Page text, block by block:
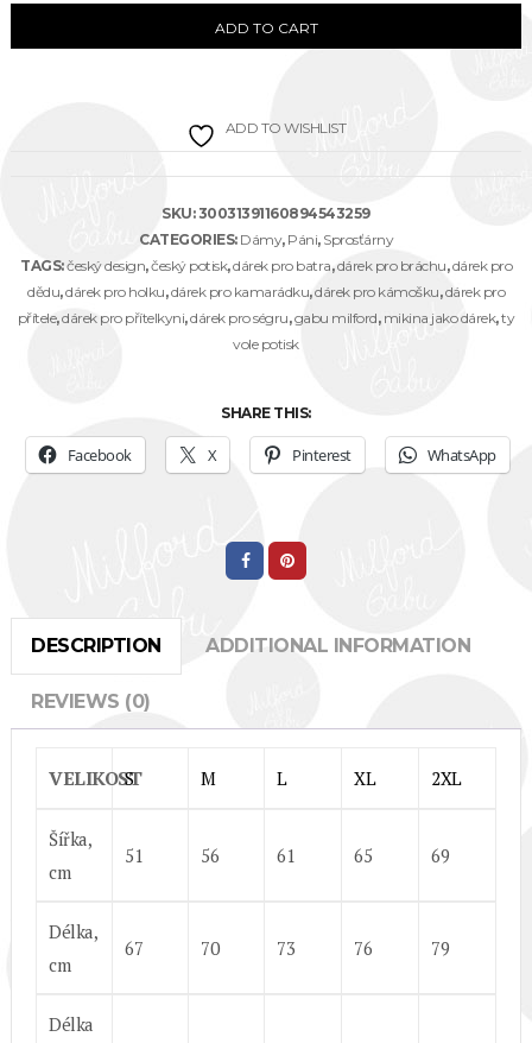
černá
mikina
s
kapucou
a
klokaní
kapsou
quantity
ADD TO CART
ADD TO WISHLIST
SKU:30031391160894543259
CATEGORIES: Dámy, Páni, Sprosťárny
TAGS:český design,český potisk,dárek pro batra,dárek pro bráchu,dárek pro
dědu,dárek pro holku,dárek pro kamarádku,dárek pro kámošku,dárek pro
přítele,dárek pro přítelkyni,dárek pro ségru,gabu milford, mikina jako dárek,ty
vole potisk
SHARE THIS:
Facebook X Pinterest WhatsApp
DESCRIPTION ADDITIONAL INFORMATION
REVIEWS (0)
VELIKOST
S M L XL 2XL
Šířka,
cm
51 56 61 65 69
Délka,
cm
67 70 73 76 79
Délka